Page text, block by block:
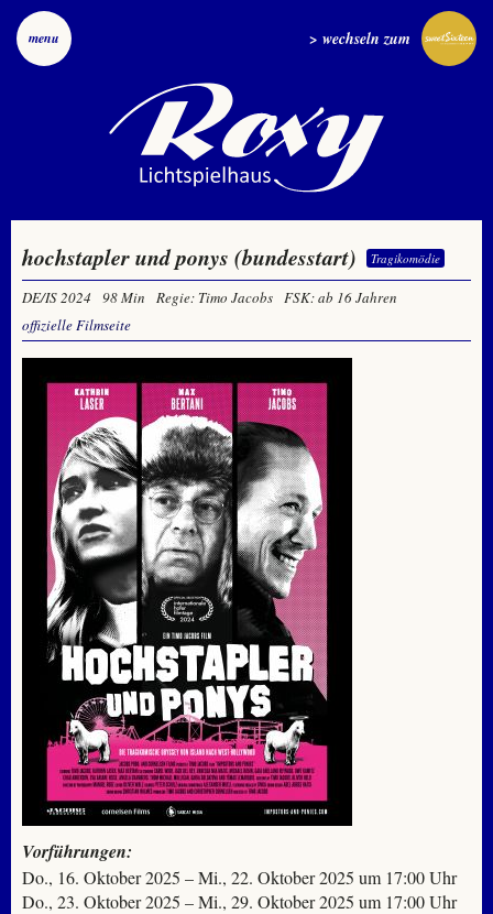
menu > wechseln zum
hochstapler und ponys (bundesstart) Tragikomödie
DE/IS 2024 98 Min Regie: Timo Jacobs
FSK: ab 16 Jahren
offizielle Filmseite
Vorführungen:
Do., 16. Oktober 2025 – Mi., 22. Oktober 2025 um 17:00 Uhr
Do., 23. Oktober 2025 – Mi., 29. Oktober 2025 um 17:00 Uhr